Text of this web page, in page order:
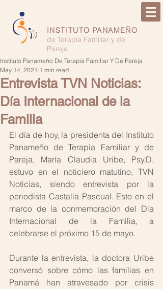
INSTITUTO PANAMEÑO
de Terapia Familiar y de
Pareja
Entrevista TVN Noticias:
Día Internacional de la
Familia
Instituto Panameño De Terapia Familiar Y De Pareja
May 14, 2021 1 min read
El día de hoy, la presidenta del Instituto
Panameño de Terapia Familiar y de
Pareja, María Claudia Uribe, Psy.D,
estuvo en el noticiero matutino, TVN
Noticias, siendo entrevista por la
periodista Castalia Pascual. Esto en el
marco de la conmemoración del Día
Internacional de la Familia, a
celebrarse el próximo 15 de mayo.
Durante la entrevista, la doctora Uribe
conversó sobre cómo las familias en
Panamá han atravesado por crisis